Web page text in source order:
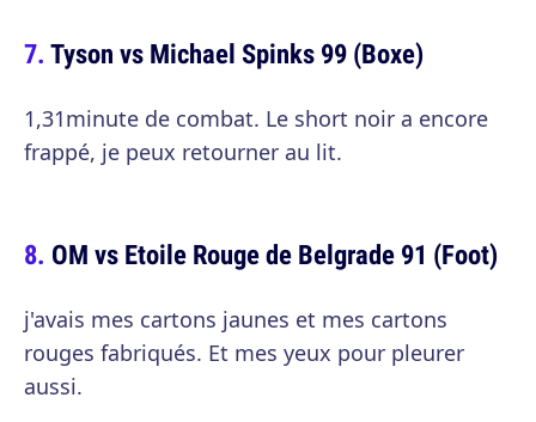
Tyson vs Michael Spinks 99 (Boxe)
1,31minute de combat. Le short noir a encore
frappé, je peux retourner au lit.
OM vs Etoile Rouge de Belgrade 91 (Foot)
j'avais mes cartons jaunes et mes cartons
rouges fabriqués. Et mes yeux pour pleurer
aussi.